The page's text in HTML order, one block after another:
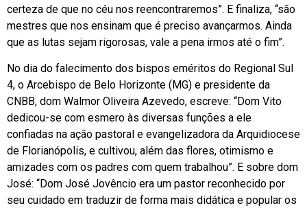
certeza de que no céu nos reencontraremos”. E finaliza, “são
mestres que nos ensinam que é preciso avançarmos. Ainda
que as lutas sejam rigorosas, vale a pena irmos até o fim”.
No dia do falecimento dos bispos eméritos do Regional Sul
4, o Arcebispo de Belo Horizonte (MG) e presidente da
CNBB, dom Walmor Oliveira Azevedo, escreve: “Dom Vito
dedicou-se com esmero às diversas funções a ele
confiadas na ação pastoral e evangelizadora da Arquidiocese
de Florianópolis, e cultivou, além das flores, otimismo e
amizades com os padres com quem trabalhou”. E sobre dom
José: “Dom José Jovêncio era um pastor reconhecido por
seu cuidado em traduzir de forma mais didática e popular os